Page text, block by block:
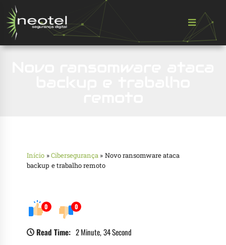
Início »Cibersegurança » Novo ransomware ataca
backup e trabalho remoto
0 0
Read Time: 2 Minute, 34 Second